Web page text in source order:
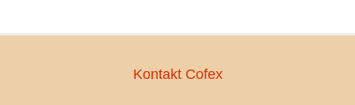
Kontakt Cofex